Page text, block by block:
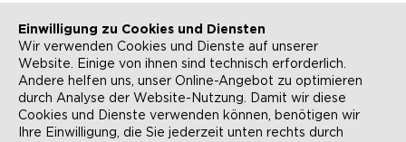
NEWSLETTER KONTAKT
ANFAHRT BARRIEREFREIHEIT
Einwilligung zu Cookies und Diensten
Wir verwenden Cookies und Dienste auf unserer
Website. Einige von ihnen sind technisch erforderlich.
Andere helfen uns, unser Online-Angebot zu optimieren
durch Analyse der Website-Nutzung. Damit wir diese
Cookies und Dienste verwenden können, benötigen wir
Ihre Einwilligung, die Sie jederzeit unten rechts durch